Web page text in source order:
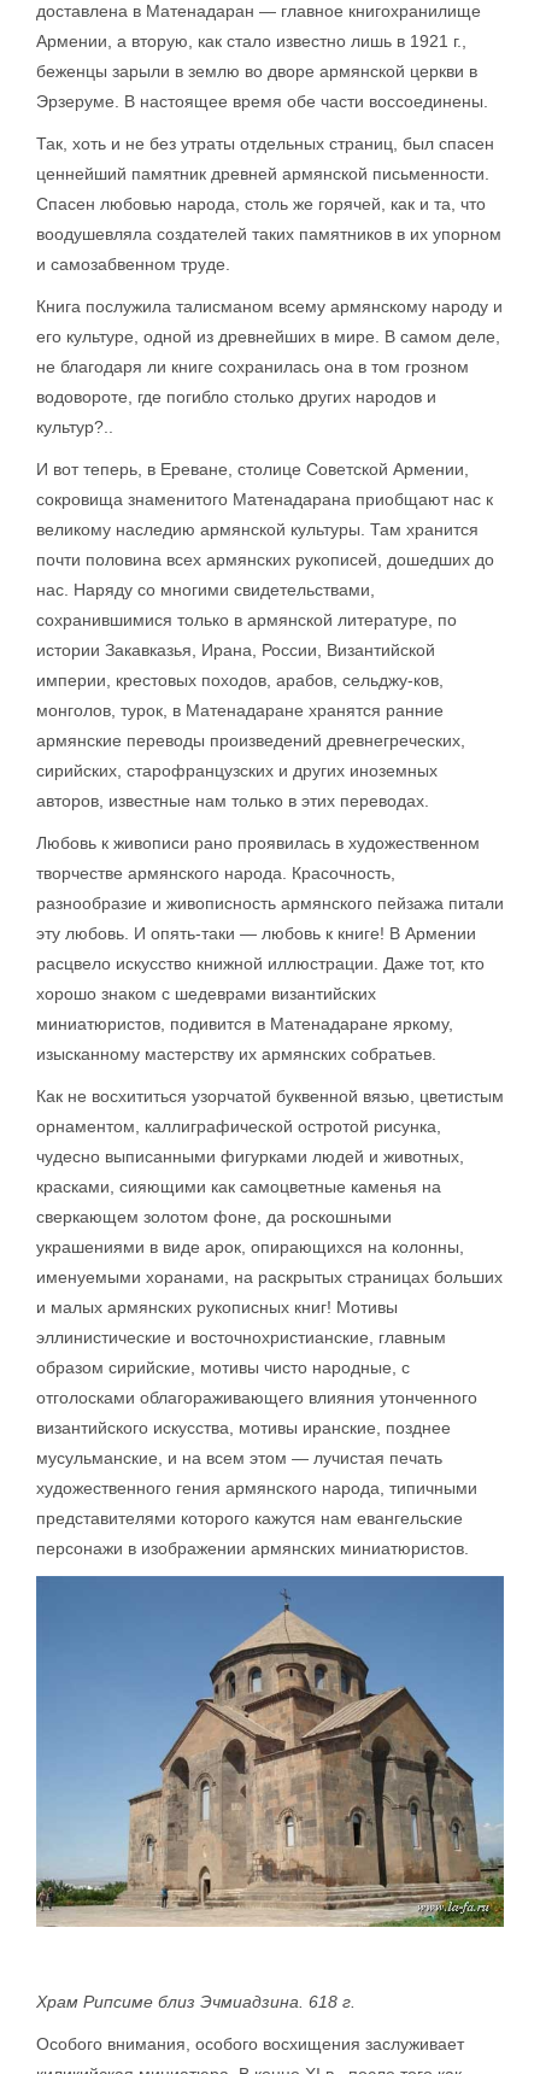
доставлена в Матенадаран — главное книгохранилище
Армении, а вторую, как стало известно лишь в 1921 г.,
беженцы зарыли в землю во дворе армянской церкви в
Эрзеруме. В настоящее время обе части воссоединены.
Так, хоть и не без утраты отдельных страниц, был спасен
ценнейший памятник древней армянской письменности.
Спасен любовью народа, столь же горячей, как и та, что
воодушевляла создателей таких памятников в их упорном
и самозабвенном труде.
Книга послужила талисманом всему армянскому народу и
его культуре, одной из древнейших в мире. В самом деле,
не благодаря ли книге сохранилась она в том грозном
водовороте, где погибло столько других народов и
культур?..
И вот теперь, в Ереване, столице Советской Армении,
сокровища знаменитого Матенадарана приобщают нас к
великому наследию армянской культуры. Там хранится
почти половина всех армянских рукописей, дошедших до
нас. Наряду со многими свидетельствами,
сохранившимися только в армянской литературе, по
истории Закавказья, Ирана, России, Византийской
империи, крестовых походов, арабов, сельджу-ков,
монголов, турок, в Матенадаране хранятся ранние
армянские переводы произведений древнегреческих,
сирийских, старофранцузских и других иноземных
авторов, известные нам только в этих переводах.
Любовь к живописи рано проявилась в художественном
творчестве армянского народа. Красочность,
разнообразие и живописность армянского пейзажа питали
эту любовь. И опять-таки — любовь к книге! В Армении
расцвело искусство книжной иллюстрации. Даже тот, кто
хорошо знаком с шедеврами византийских
миниатюристов, подивится в Матенадаране яркому,
изысканному мастерству их армянских собратьев.
Как не восхититься узорчатой буквенной вязью, цветистым
орнаментом, каллиграфической остротой рисунка,
чудесно выписанными фигурками людей и животных,
красками, сияющими как самоцветные каменья на
сверкающем золотом фоне, да роскошными
украшениями в виде арок, опирающихся на колонны,
именуемыми хоранами, на раскрытых страницах больших
и малых армянских рукописных книг! Мотивы
эллинистические и восточнохристианские, главным
образом сирийские, мотивы чисто народные, с
отголосками облагораживающего влияния утонченного
византийского искусства, мотивы иранские, позднее
мусульманские, и на всем этом — лучистая печать
художественного гения армянского народа, типичными
представителями которого кажутся нам евангельские
персонажи в изображении армянских миниатюристов.
Храм Рипсиме близ Эчмиадзина. 618 г.
Особого внимания, особого восхищения заслуживает